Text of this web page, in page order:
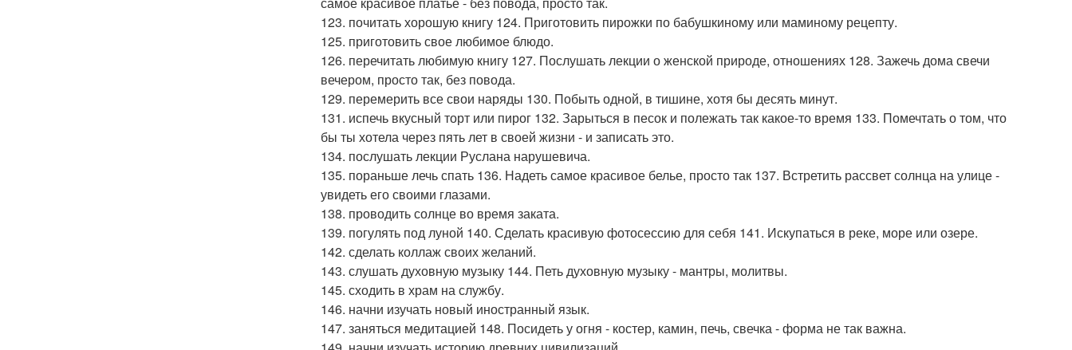
123. почитать хорошую книгу 124. Приготовить пирожки по бабушкиному или маминому рецепту.
125. приготовить свое любимое блюдо.
126. перечитать любимую книгу 127. Послушать лекции о женской природе, отношениях 128. Зажечь дома свечи
вечером, просто так, без повода.
129. перемерить все свои наряды 130. Побыть одной, в тишине, хотя бы десять минут.
131. испечь вкусный торт или пирог 132. Зарыться в песок и полежать так какое-то время 133. Помечтать о том, что
бы ты хотела через пять лет в своей жизни - и записать это.
134. послушать лекции Руслана нарушевича.
135. пораньше лечь спать 136. Надеть самое красивое белье, просто так 137. Встретить рассвет солнца на улице -
увидеть его своими глазами.
138. проводить солнце во время заката.
139. погулять под луной 140. Сделать красивую фотосессию для себя 141. Искупаться в реке, море или озере.
142. сделать коллаж своих желаний.
143. слушать духовную музыку 144. Петь духовную музыку - мантры, молитвы.
145. сходить в храм на службу.
146. начни изучать новый иностранный язык.
147. заняться медитацией 148. Посидеть у огня - костер, камин, печь, свечка - форма не так важна.